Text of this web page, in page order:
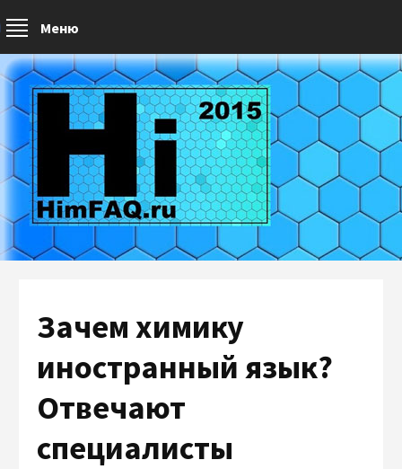
Меню
Зачем химику
иностранный язык?
Отвечают
специалисты